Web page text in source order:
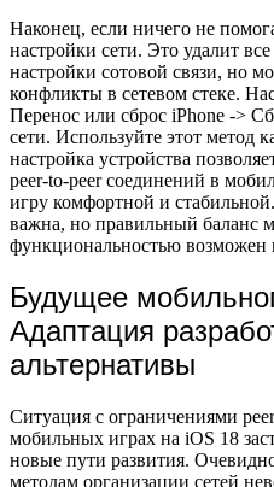
Наконец, если ничего не
настройки сети. Это удалит
настройки сотовой связи, но
конфликты в сетевом стеке.
Перенос или сброс iPhone ->
сети. Используйте этот метод
настройка устройства
peer-to-peer соединений в
игру комфортной и
важна, но правильный баланс
функциональностью возможен
Будущее
Адаптация
альтернативы
Ситуация с ограничениями
мобильных играх на iOS 18
новые пути развития.
методам организации сетей